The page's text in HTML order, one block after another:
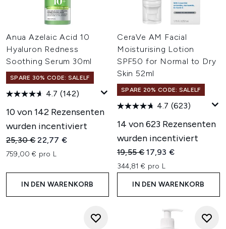
Anua Azelaic Acid 10
Hyaluron Redness
Soothing Serum 30ml
SPARE 30% CODE: SALELF
4.7 (142)
10 von 142 Rezensenten
wurden incentiviert
Unverbindliche Preisempfehlung:
25,30 €Aktueller Preis:
22,77 €
759,00 € pro L
IN DEN WARENKORB
CeraVe AM Facial
Moisturising Lotion
SPF50 for Normal to Dry
Skin 52ml
SPARE 20% CODE: SALELF
4.7 (623)
14 von 623 Rezensenten
wurden incentiviert
Unverbindliche
19,55 €Aktueller Preis:
17,93 €
344,81 € pro L
IN DEN WARENKORB